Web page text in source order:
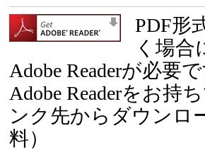
PDF形
く場合
Adobe Readerが必要で
Adobe Readerをお持
ンク先からダウンロ
料）